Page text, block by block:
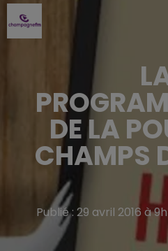
DE LA
CHAMPS
Publié : 29 avril 2016 à